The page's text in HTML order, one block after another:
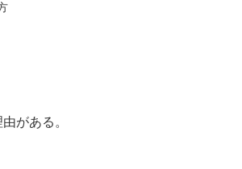
がある。